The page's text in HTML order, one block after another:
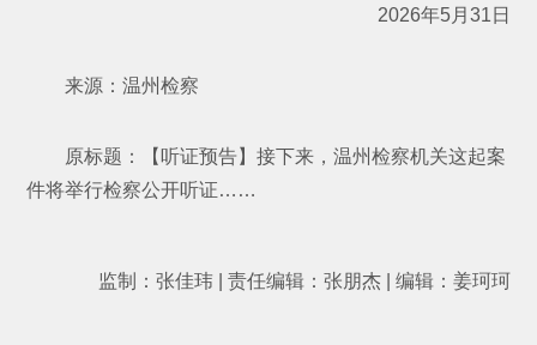
2026年5月31日
来源：温州检察
原标题：
【听证预告】接下来，温州检察机关这起案
件将举行检察公开听证……
监制：张佳玮 | 责任编辑：张朋杰 | 编辑：姜珂珂